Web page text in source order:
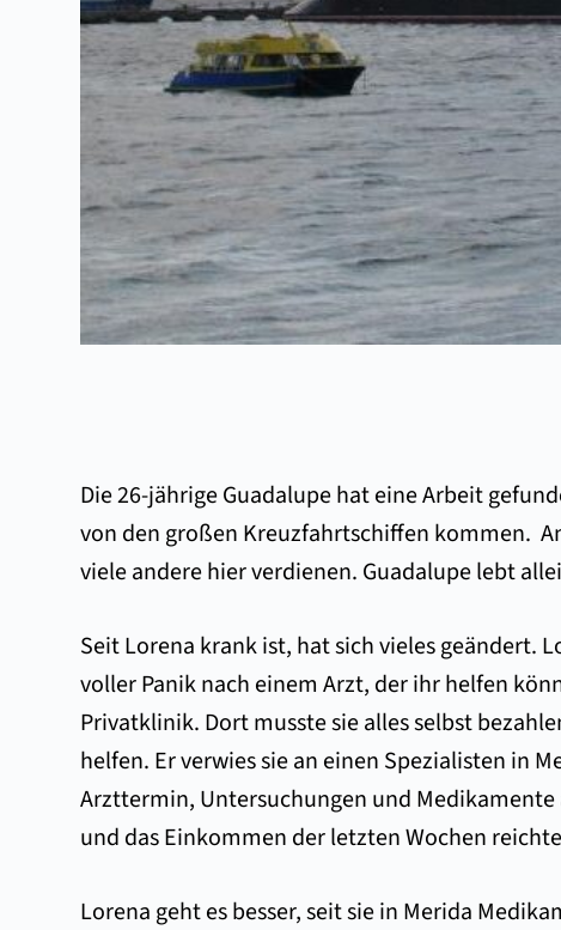
Die 26-jährige Guadalupe hat eine Arbeit
von den großen Kreuzfahrtschiffen kommen.
viele andere hier verdienen. Guadalupe lebt
Seit Lorena krank ist, hat sich vieles geändert.
voller Panik nach einem Arzt, der ihr helfen
Privatklinik. Dort musste sie alles selbst
helfen. Er verwies sie an einen Spezialisten in
Arzttermin, Untersuchungen und
und das Einkommen der letzten Wochen
Lorena geht es besser, seit sie in Merida